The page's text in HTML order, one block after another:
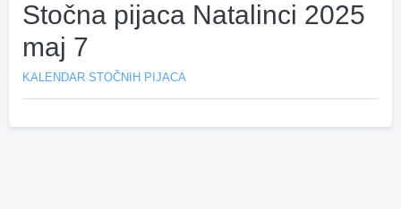
Stočna pijaca Natalinci 2025
maj 7
KALENDAR STOČNIH PIJACA